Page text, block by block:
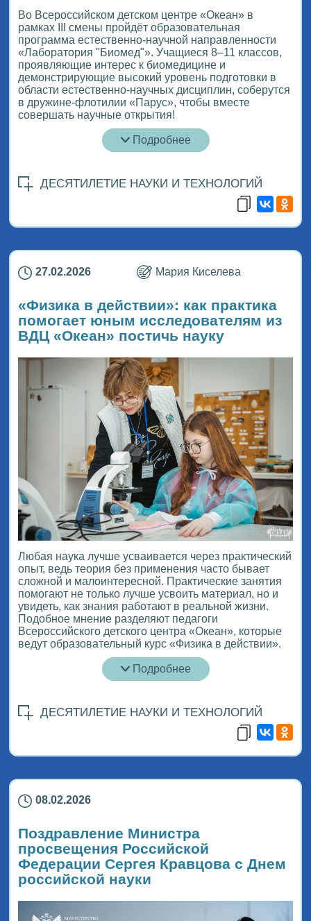
Во Всероссийском детском центре «Океан» в
рамках III смены пройдёт образовательная
программа естественно-научной направленности
«Лаборатория "Биомед"». Учащиеся 8–11 классов,
проявляющие интерес к биомедицине и
демонстрирующие высокий уровень подготовки в
области естественно-научных дисциплин, соберутся
в дружине-флотилии «Парус», чтобы вместе
совершать научные открытия!
Подробнее
ДЕСЯТИЛЕТИЕ НАУКИ И ТЕХНОЛОГИЙ
27.02.2026 Мария Киселева
«Физика в действии»: как практика
помогает юным исследователям из
ВДЦ «Океан» постичь науку
Любая наука лучше усваивается через практический
опыт, ведь теория без применения часто бывает
сложной и малоинтересной. Практические занятия
помогают не только лучше усвоить материал, но и
увидеть, как знания работают в реальной жизни.
Подобное мнение разделяют педагоги
Всероссийского детского центра «Океан», которые
ведут образовательный курс «Физика в действии».
Подробнее
ДЕСЯТИЛЕТИЕ НАУКИ И ТЕХНОЛОГИЙ
08.02.2026
Поздравление Министра
просвещения Российской
Федерации Сергея Кравцова с Днем
российской науки